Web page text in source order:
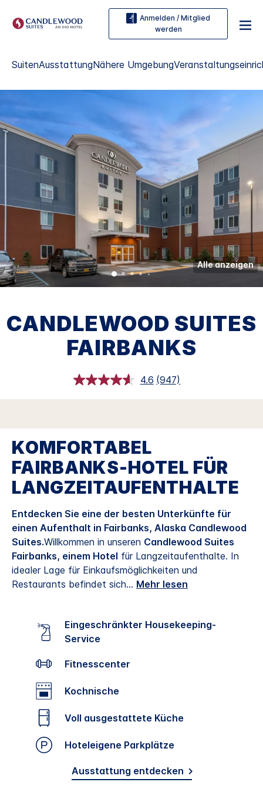
Anmelden / Mitglied
werden
SuitenAusstattungNähere Umgebung
Alle anzeigen
CANDLEWOOD SUITES
FAIRBANKS
4.6 947
lesen.
derselben
(947)
KOMFORTABEL
FAIRBANKS-HOTEL FÜR
LANGZEITAUFENTHALTE
Entdecken Sie eine der besten Unterkünfte für
einen Aufenthalt in Fairbanks, Alaska Candlewood
Suites.Willkommen in unseren Candlewood Suites
Fairbanks, einem Hotel für Langzeitaufenthalte. In
idealer Lage für Einkaufsmöglichkeiten und
Restaurants befindet sich... Mehr lesen
Eingeschränkter Housekeeping-
Service
Fitnesscenter
Kochnische
Voll ausgestattete Küche
Hoteleigene Parkplätze
Ausstattung entdecken